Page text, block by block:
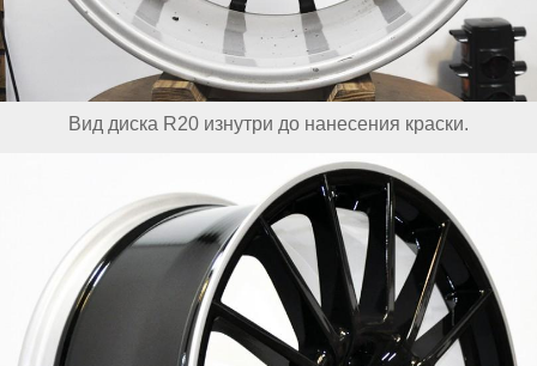
Вид диска R20 изнутри до нанесения краски.